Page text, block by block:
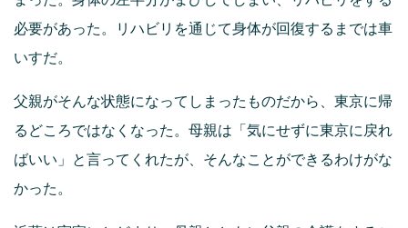
必要があった。リハビリを通じて身体が回復するまでは車
いすだ。
父親がそんな状態になってしまったものだから、東京に帰
るどころではなくなった。母親は「気にせずに東京に戻れ
ばいい」と言ってくれたが、そんなことができるわけがな
かった。